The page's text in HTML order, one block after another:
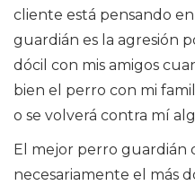
cliente está pensando
guardián es la agresión
dócil con mis amigos
bien el perro con mi
o se volverá contra mí
El mejor perro guardián
necesariamente el más